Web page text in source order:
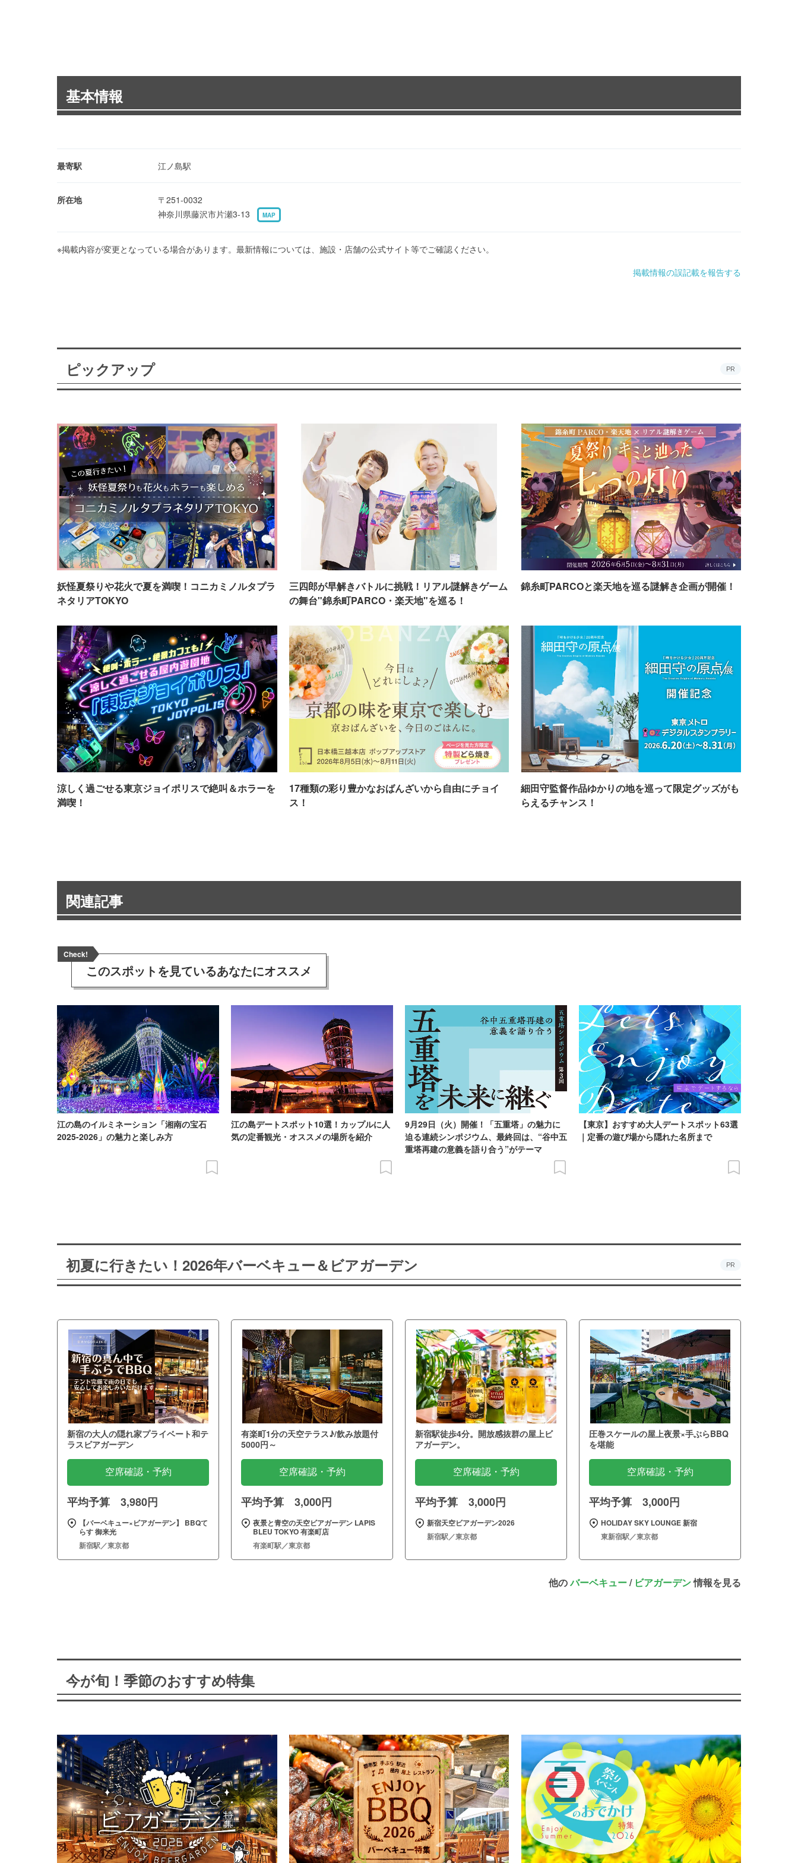
基本情報
最寄駅 江ノ島駅
所在地
〒251-0032
神奈川県藤沢市片瀬3-13
MAP
※掲載内容が変更となっている場合があります。最新情報については、施設・店舗の公式サイト等でご確認ください。
掲載情報の誤記載を報告する
ピックアップ PR
妖怪夏祭りや花火で夏を満喫！コニカミノルタプラ
ネタリアTOKYO
三四郎が早解きバトルに挑戦！リアル謎解きゲーム
の舞台"錦糸町PARCO・楽天地"を巡る！
錦糸町PARCOと楽天地を巡る謎解き企画が開催！
涼しく過ごせる東京ジョイポリスで絶叫＆ホラーを
満喫！
17種類の彩り豊かなおばんざいから自由にチョイ
ス！
細田守監督作品ゆかりの地を巡って限定グッズがも
らえるチャンス！
関連記事
Check!
このスポットを見ているあなたにオススメ
江の島のイルミネーション「湘南の宝石
2025-2026」の魅力と楽しみ方
江の島デートスポット10選！カップルに人
気の定番観光・オススメの場所を紹介
9月29日（火）開催！「五重塔」の魅力に
迫る連続シンポジウム、最終回は、“谷中五
重塔再建の意義を語り合う”がテーマ
【東京】おすすめ大人デートスポット63選
｜定番の遊び場から隠れた名所まで
初夏に行きたい！2026年バーベキュー＆ビアガーデン PR
新宿の大人の隠れ家プライベート和テ
ラスビアガーデン
空席確認・予約
平均予算 3,980円
【バーベキュー×ビアガーデン】 BBQて
らす 御来光
新宿駅／東京都
有楽町1分の天空テラス♪/飲み放題付
5000円～
空席確認・予約
平均予算 3,000円
夜景と青空の天空ビアガーデン LAPIS
BLEU TOKYO 有楽町店
有楽町駅／東京都
新宿駅徒歩4分。開放感抜群の屋上ビ
アガーデン。
空席確認・予約
平均予算 3,000円
新宿天空ビアガーデン2026
新宿駅／東京都
圧巻スケールの屋上夜景×手ぶらBBQ
を堪能
空席確認・予約
平均予算 3,000円
HOLIDAY SKY LOUNGE 新宿
東新宿駅／東京都
他のバーベキュー/ ビアガーデン情報を見る
今が旬！季節のおすすめ特集